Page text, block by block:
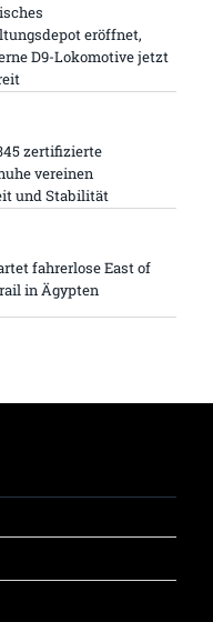
eröffnet,
D9-Lokomotive jetzt
zertifizierte
vereinen
und Stabilität
fahrerlose East of
in Ägypten